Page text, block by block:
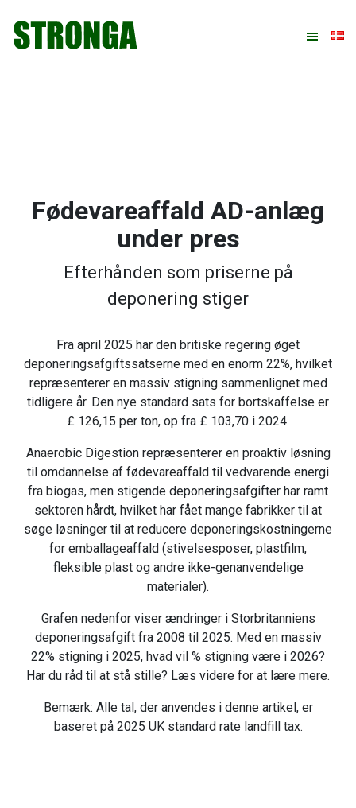
direkte
indhold
direkte
direkte
Fødevareaffald AD-anlæg
under pres
Efterhånden som priserne på
deponering stiger
Fra april 2025 har den britiske regering øget
deponeringsafgiftssatserne med en enorm 22%, hvilket
repræsenterer en massiv stigning sammenlignet med
tidligere år. Den nye standard sats for bortskaffelse er
£ 126,15 per ton, op fra £ 103,70 i 2024.
Anaerobic Digestion repræsenterer en proaktiv løsning
til omdannelse af fødevareaffald til vedvarende energi
fra biogas, men stigende deponeringsafgifter har ramt
sektoren hårdt, hvilket har fået mange fabrikker til at
søge løsninger til at reducere deponeringskostningerne
for emballageaffald (stivelsesposer, plastfilm,
fleksible plast og andre ikke-genanvendelige
materialer).
Grafen nedenfor viser ændringer i Storbritanniens
deponeringsafgift fra 2008 til 2025. Med en massiv
22% stigning i 2025, hvad vil % stigning være i 2026?
Har du råd til at stå stille? Læs videre for at lære mere.
Bemærk: Alle tal, der anvendes i denne artikel, er
baseret på 2025 UK standard rate landfill tax.